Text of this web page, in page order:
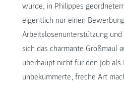
wurde, in Philippes
eigentlich nur einen
Arbeitslosenunterstützung
sich das charmante Großmaul
überhaupt nicht für den Job als
unbekümmerte, freche Art